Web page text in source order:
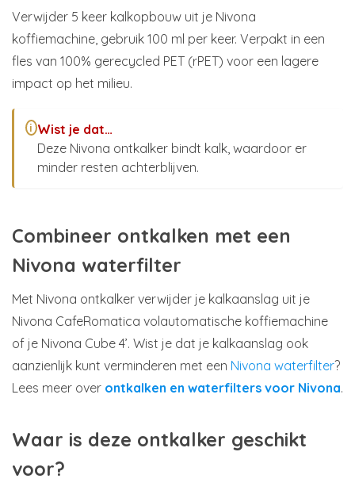
Verwijder 5 keer kalkopbouw uit je Nivona
koffiemachine, gebruik 100 ml per keer. Verpakt in een
fles van 100% gerecycled PET (rPET) voor een lagere
impact op het milieu.
i Wist je dat…
Deze Nivona ontkalker bindt kalk, waardoor er
minder resten achterblijven.
Combineer ontkalken met een
Nivona waterfilter
Met Nivona ontkalker verwijder je kalkaanslag uit je
Nivona CafeRomatica volautomatische koffiemachine
of je Nivona Cube 4’. Wist je dat je kalkaanslag ook
aanzienlijk kunt verminderen met een Nivona waterfilter?
Lees meer over ontkalken en waterfilters voor Nivona.
Waar is deze ontkalker geschikt
voor?